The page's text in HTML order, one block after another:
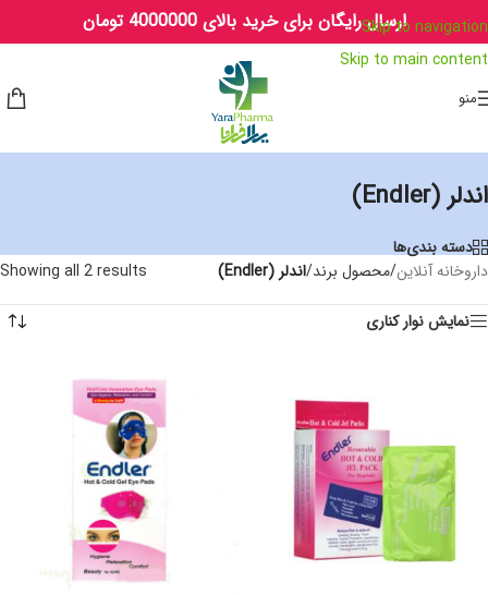
Skip to navigation
Skip to main content
ارسال رایگان برای خرید بالای 4000000 تومان
منو
اندلر (Endler)
دسته بندی‌ها
داروخانه آنلاین/محصول برند/اندلر (Endler) Showing all 2 results
نمایش نوار کناری